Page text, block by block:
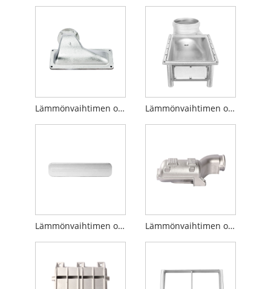
Lämmönvaihtimen osien polttokammio Lämmönvaihtimen osan lauhdutin
Lämmönvaihtimen osan tarkastuskansi Lämmönvaihtimen osan liitin